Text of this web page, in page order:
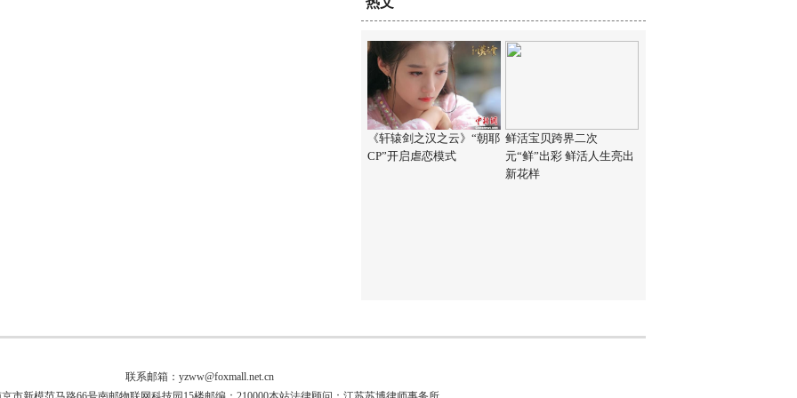
《轩辕剑之汉之云》“朝耶
CP”开启虐恋模式
鲜活宝贝跨界二次
元“鲜”出彩 鲜活人生亮出
新花样
联系邮箱：yzww@foxmall.net.cn